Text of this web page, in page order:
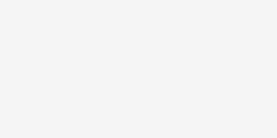
y entorno de instalación.